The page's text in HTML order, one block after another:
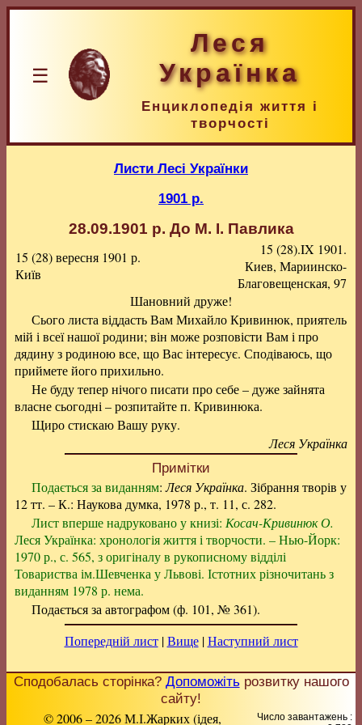
☰
Леся
Українка
Енциклопедія життя і
творчості
Листи Лесі Українки
1901 р.
28.09.1901 р. До М. I. Павлика
15 (28) вересня 1901 р.
Київ
15 (28).IX 1901.
Киев, Мариинско-
Благовещенская, 97
Шановний друже!
Сього листа віддасть Вам Михайло Кривинюк, приятель
мій і всеї нашої родини; він може розповісти Вам і про
дядину з родиною все, що Вас інтересує. Сподіваюсь, що
приймете його прихильно.
Не буду тепер нічого писати про себе – дуже зайнята
власне сьогодні – розпитайте п. Кривинюка.
Щиро стискаю Вашу руку.
Леся Українка
Примітки
Подається за виданням:Леся Українка. Зібрання творів у
12 тт. – К.: Наукова думка, 1978 р., т. 11, с. 282.
Лист вперше надруковано у книзі: Косач-Кривинюк О.
Леся Українка: хронологія життя і творчости. – Нью-Йорк:
1970 р., с. 565, з оригіналу в рукописному відділі
Товариства ім.Шевченка у Львові. Істотних різночитань з
виданням 1978 р. нема.
Подається за автографом (ф. 101, № 361).
Попередній лист|Вище|Наступний лист
Сподобалась сторінка? Допоможітьрозвитку нашого
сайту!
© 2006 – 2026 М.І.Жарких (ідея,
Число завантажень :